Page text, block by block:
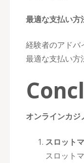
最適な支払い方
経験者のアドバ
最適な支払い方
オンラインカジ
スロット
スロット